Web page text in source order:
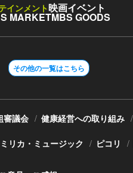
インメント映画イベント
MARKETMBS GOODS
その他の一覧はこちら
審議会 健康経営への取り組み
ミリカ・ミュージック ピコリ